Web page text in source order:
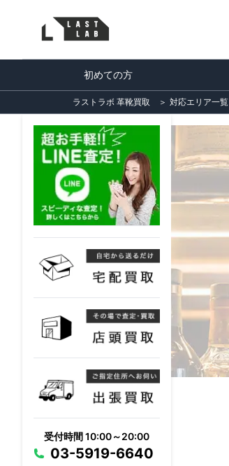
初めての方
ラストラボ 革靴買取 ＞ 対応エリア一覧
受付時間 10:00～20:00
03-5919-6640